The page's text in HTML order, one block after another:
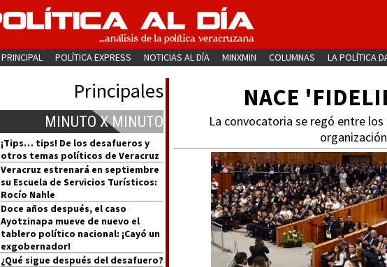
PRINCIPAL POLÍTICA EXPRESS NOTICIAS AL DÍA MINXMIN COLUMNAS LA POLÍTICA
Principales
MINUTO X MINUTO
¡Tips… tips! De los desafueros y
otros temas políticos de Veracruz
Veracruz estrenará en septiembre
su Escuela de Servicios Turísticos:
Rocío Nahle
Doce años después, el caso
Ayotzinapa mueve de nuevo el
tablero político nacional: ¡Cayó un
exgobernador!
¿Qué sigue después del desafuero?
NACE
La convocatoria se regó entre